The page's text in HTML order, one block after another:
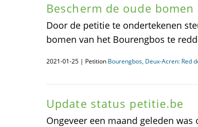
Bescherm de oude bomen
Door de petitie te ondertekenen
bomen van het Bourengbos te
2021-01-25 | Petition Bourengbos, Deux-Acren: Red
Update status petitie.be
Ongeveer een maand geleden